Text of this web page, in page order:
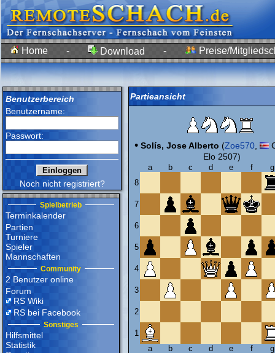
Home - Download - Preise/
Benutzerbereich
Benutzername:
Passwort:
Noch nicht registriert?
Spielbetrieb
Terminkalender
Partien
Turniere
Spieler
Mannschaften
Community
2 Benutzer online
Forum
RS Wiki
RS bei Facebook
Sonstiges
Hilfsmittel
Statistik
Partieansicht
• Solís, Jose Alberto (Zoe570,
Elo 2507)
a b c d e f
g
8
7
6
5
4
3
2
1
a
b c d e f g